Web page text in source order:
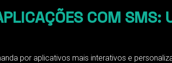
COM SMS:
por aplicativos mais interativos e